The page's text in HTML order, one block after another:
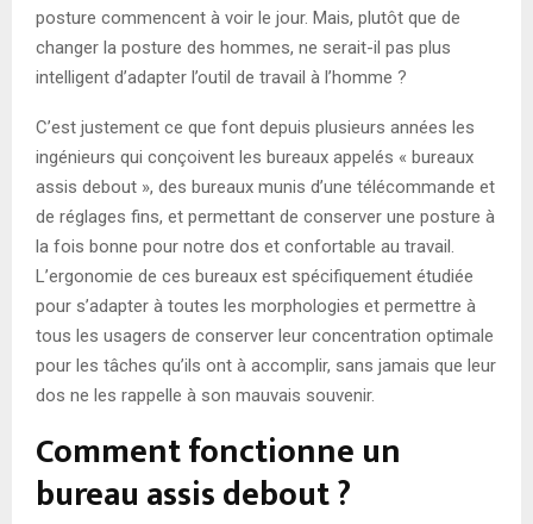
posture commencent à voir le jour. Mais, plutôt que de
changer la posture des hommes, ne serait-il pas plus
intelligent d’adapter l’outil de travail à l’homme ?
C’est justement ce que font depuis plusieurs années les
ingénieurs qui conçoivent les bureaux appelés « bureaux
assis debout », des bureaux munis d’une télécommande et
de réglages fins, et permettant de conserver une posture à
la fois bonne pour notre dos et confortable au travail.
L’ergonomie de ces bureaux est spécifiquement étudiée
pour s’adapter à toutes les morphologies et permettre à
tous les usagers de conserver leur concentration optimale
pour les tâches qu’ils ont à accomplir, sans jamais que leur
dos ne les rappelle à son mauvais souvenir.
Comment fonctionne un
bureau assis debout ?